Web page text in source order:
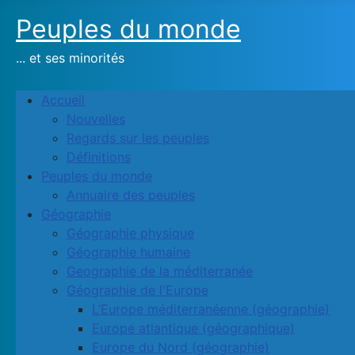
Peuples du monde
... et ses minorités
Accueil
Nouvelles
Regards sur les peuples
Définitions
Peuples du monde
Annuaire des peuples
Géographie
Géographie physique
Géographie humaine
Geographie de la méditerranée
Géographie de l'Europe
L’Europe méditerranéenne (géographie)
Europe atlantique (géographique)
Europe du Nord (géographie)